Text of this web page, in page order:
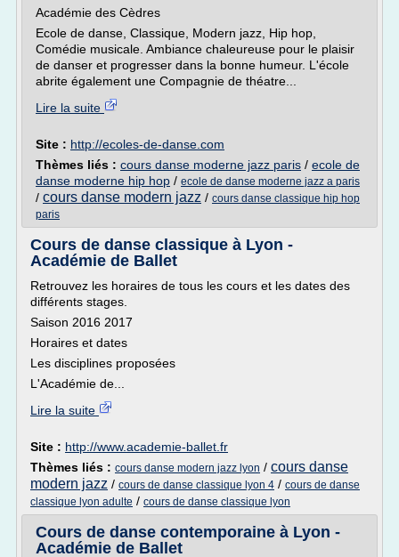
Académie des Cèdres
Ecole de danse, Classique, Modern jazz, Hip hop,
Comédie musicale. Ambiance chaleureuse pour le plaisir
de danser et progresser dans la bonne humeur. L'école
abrite également une Compagnie de théatre...
Lire la suite
Site : http://ecoles-de-danse.com
Thèmes liés : cours danse moderne jazz paris / ecole de
danse moderne hip hop / ecole de danse moderne jazz a paris
/ cours danse modern jazz / cours danse classique hip hop
paris
Cours de danse classique à Lyon -
Académie de Ballet
Retrouvez les horaires de tous les cours et les dates des
différents stages.
Saison 2016 2017
Horaires et dates
Les disciplines proposées
L'Académie de...
Lire la suite
Site : http://www.academie-ballet.fr
Thèmes liés : cours danse modern jazz lyon / cours danse
modern jazz / cours de danse classique lyon 4 / cours de danse
classique lyon adulte / cours de danse classique lyon
Cours de danse contemporaine à Lyon -
Académie de Ballet